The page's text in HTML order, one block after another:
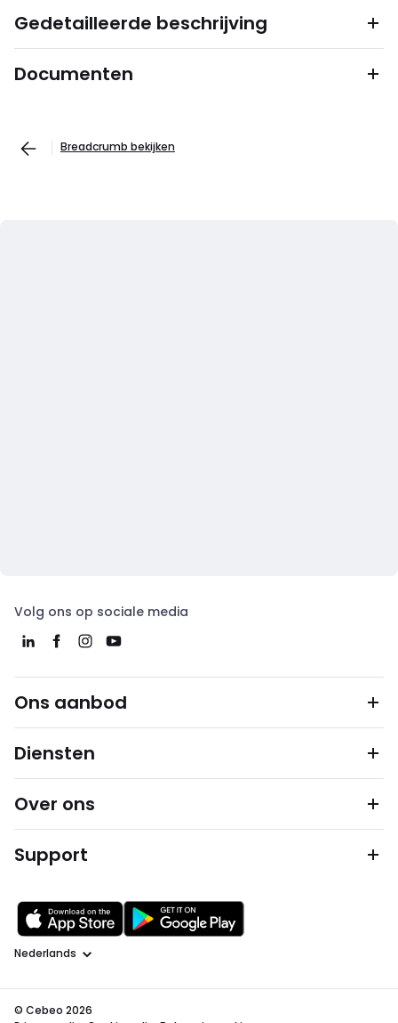
Gedetailleerde beschrijving
Documenten
Breadcrumb bekijken
Volg ons op sociale media
Ons aanbod
Diensten
Over ons
Support
Taal
© Cebeo 2026